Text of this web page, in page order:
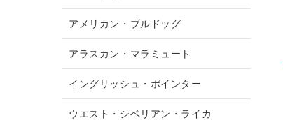
アメリカン・ブルドッグ
アラスカン・マラミュート
イングリッシュ・ポインター
ウエスト・シベリアン・ライカ